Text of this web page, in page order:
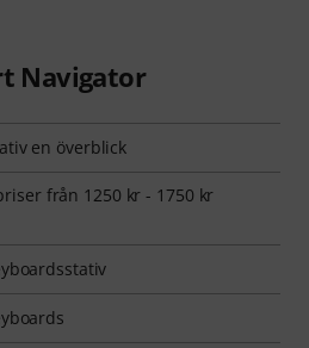
Navigator
en överblick
från 1250 kr - 1750 kr